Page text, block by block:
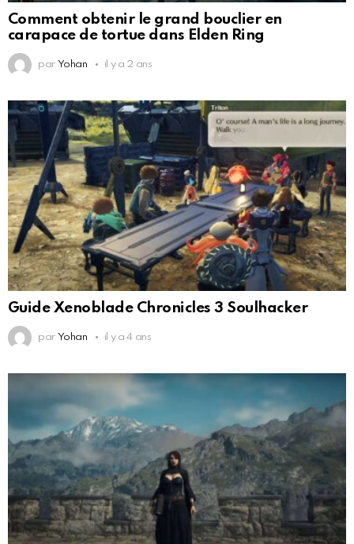
Comment obtenir le grand bouclier en
carapace de tortue dans Elden Ring
par Yohan il y a 2 ans
Guide Xenoblade Chronicles 3 Soulhacker
par Yohan il y a 4 ans